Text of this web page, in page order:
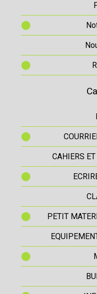
CAHIERS
PETIT